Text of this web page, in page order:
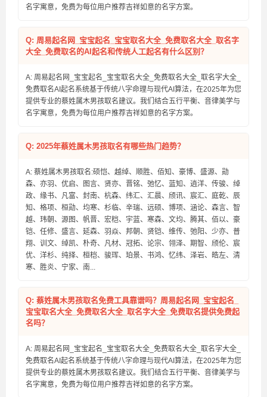
名字寓意，免费为每位用户推荐吉祥如意的名字方案。
Q: 周易起名网_宝宝起名_宝宝取名大全_免费取名大全_取名字
大全_免费取名的AI起名和传统人工起名有什么区别？
A: 周易起名网_宝宝起名_宝宝取名大全_免费取名大全_取名字大全_
免费取名AI起名系统基于传统八字命理与现代AI算法，在2025年为您
提供专业的蔡姓属木男孩取名建议。我们结合五行平衡、音律美学与
名字寓意，免费为每位用户推荐吉祥如意的名字方案。
Q: 2025年蔡姓属木男孩取名有哪些热门趋势？
A: 蔡姓属木男孩取名:硕恺、越绰、顺胜、佰知、豪博、盛源、勋
森、亦羽、优启、图言、贤亦、晋铭、弛忆、蓝知、逍洋、传骏、绰
政、缘书、凡富、封南、杭森、纬汇、汇晨、颀讯、宸汇、庭乾、辰
知、格项、桓勋、均寒、杉临、辛瑞、远硕、博项、涵论、森言、智
越、玮朝、源图、帆晋、宏桤、宇蓝、寒森、文均、腾其、佰以、豪
铠、任修、盛言、延森、羽焱、邦朝、贤铠、维传、弛阳、少亦、普
翔、训文、绰凯、朴奇、凡材、冠拓、论宗、翎泽、期智、颀伦、宸
优、洋杉、纯择、桓桤、骏珲、珀景、书鸿、忆纬、泽岩、皓左、清
寒、胜炎、宁家、南...
Q: 蔡姓属木男孩取名免费工具靠谱吗？周易起名网_宝宝起名_
宝宝取名大全_免费取名大全_取名字大全_免费取名提供免费起
名吗？
A: 周易起名网_宝宝起名_宝宝取名大全_免费取名大全_取名字大全_
免费取名AI起名系统基于传统八字命理与现代AI算法，在2025年为您
提供专业的蔡姓属木男孩取名建议。我们结合五行平衡、音律美学与
名字寓意，免费为每位用户推荐吉祥如意的名字方案。